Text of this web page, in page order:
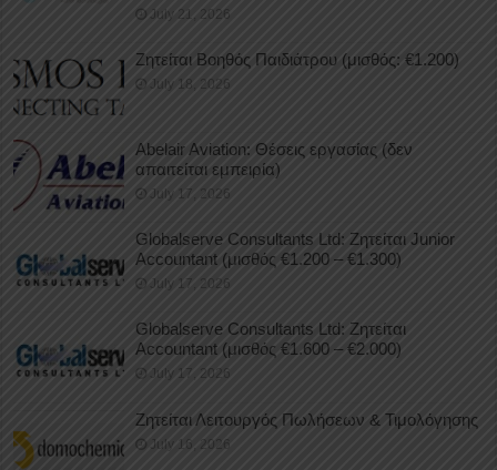
July 21, 2026
Ζητείται Βοηθός Παιδιάτρου (μισθός: €1.200)
July 18, 2026
Abelair Aviation: Θέσεις εργασίας (δεν
απαιτείται εμπειρία)
July 17, 2026
Globalserve Consultants Ltd: Ζητείται Junior
Accountant (μισθός €1.200 – €1.300)
July 17, 2026
Globalserve Consultants Ltd: Ζητείται
Accountant (μισθός €1.600 – €2.000)
July 17, 2026
Ζητείται Λειτουργός Πωλήσεων & Τιμολόγησης
July 16, 2026